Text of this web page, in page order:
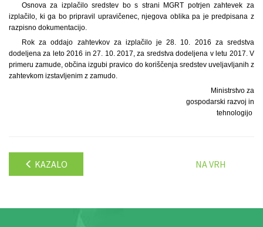
Osnova za izplačilo sredstev bo s strani MGRT potrjen zahtevek za
izplačilo, ki ga bo pripravil upravičenec, njegova oblika pa je predpisana z
razpisno dokumentacijo.
Rok za oddajo zahtevkov za izplačilo je 28. 10. 2016 za sredstva
dodeljena za leto 2016 in 27. 10. 2017, za sredstva dodeljena v letu 2017. V
primeru zamude, občina izgubi pravico do koriščenja sredstev uveljavljanih z
zahtevkom izstavljenim z zamudo.
Ministrstvo za
gospodarski razvoj in
tehnologijo
KAZALO NA VRH